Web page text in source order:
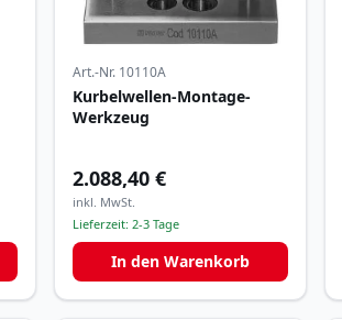
Art.-Nr. 10110A
Kurbelwellen-Montage-
Werkzeug
2.088,40 €
inkl. MwSt.
Lieferzeit: 2-3 Tage
In den Warenkorb